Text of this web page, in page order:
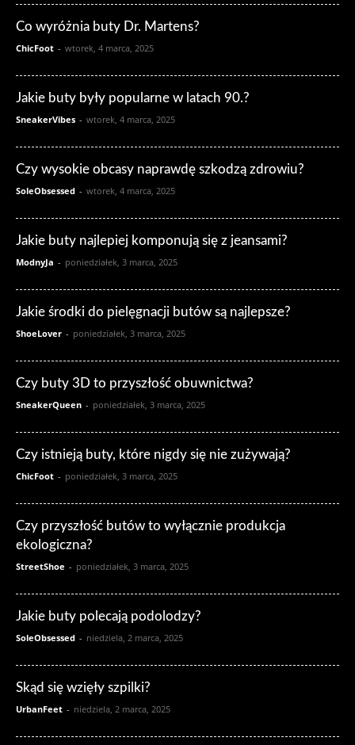
Co wyróżnia buty Dr. Martens?
ChicFoot - wtorek, 4 marca, 2025
Jakie buty były popularne w latach 90.?
SneakerVibes - wtorek, 4 marca, 2025
Czy wysokie obcasy naprawdę szkodzą zdrowiu?
SoleObsessed - wtorek, 4 marca, 2025
Jakie buty najlepiej komponują się z jeansami?
ModnyJa - poniedziałek, 3 marca, 2025
Jakie środki do pielęgnacji butów są najlepsze?
ShoeLover - poniedziałek, 3 marca, 2025
Czy buty 3D to przyszłość obuwnictwa?
SneakerQueen - poniedziałek, 3 marca, 2025
Czy istnieją buty, które nigdy się nie zużywają?
ChicFoot - poniedziałek, 3 marca, 2025
Czy przyszłość butów to wyłącznie produkcja
ekologiczna?
StreetShoe - poniedziałek, 3 marca, 2025
Jakie buty polecają podolodzy?
SoleObsessed - niedziela, 2 marca, 2025
Skąd się wzięły szpilki?
UrbanFeet - niedziela, 2 marca, 2025